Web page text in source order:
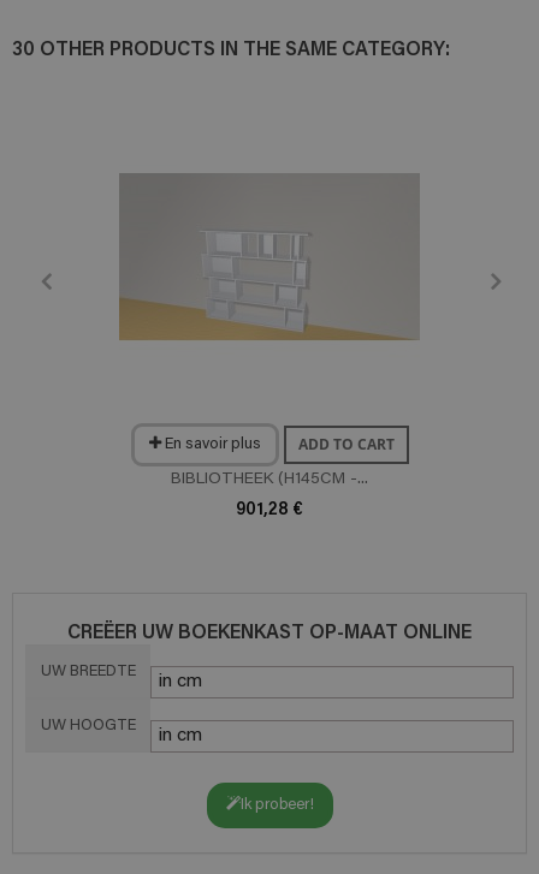
30 OTHER PRODUCTS IN THE SAME CATEGORY:
En savoir plus ADD TO CART
BIBLIOTHEEK (H145CM -...
901,28 €
CREËER UW BOEKENKAST OP-MAAT ONLINE
UW BREEDTE
UW HOOGTE
Ik probeer!